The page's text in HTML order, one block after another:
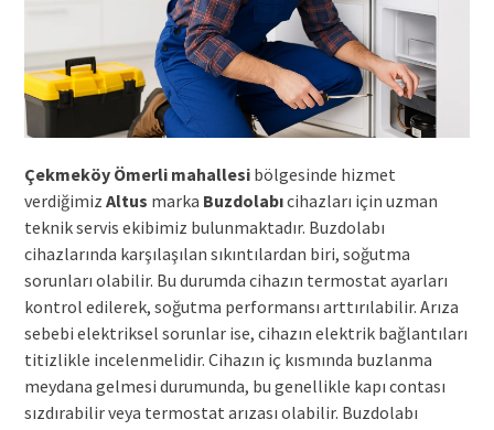
Çekmeköy Ömerli mahallesibölgesinde hizmet
verdiğimiz Altus marka Buzdolabıcihazları için uzman
teknik servis ekibimiz bulunmaktadır. Buzdolabı
cihazlarında karşılaşılan sıkıntılardan biri, soğutma
sorunları olabilir. Bu durumda cihazın termostat ayarları
kontrol edilerek, soğutma performansı arttırılabilir. Arıza
sebebi elektriksel sorunlar ise, cihazın elektrik bağlantıları
titizlikle incelenmelidir. Cihazın iç kısmında buzlanma
meydana gelmesi durumunda, bu genellikle kapı contası
sızdırabilir veya termostat arızası olabilir. Buzdolabı